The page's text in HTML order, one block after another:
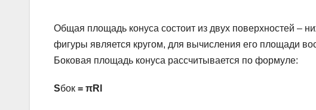
Общая площадь конуса состоит из двух поверхностей –
фигуры является кругом, для вычисления его площади
Боковая площадь конуса рассчитывается по формуле:
Sбок = πRl